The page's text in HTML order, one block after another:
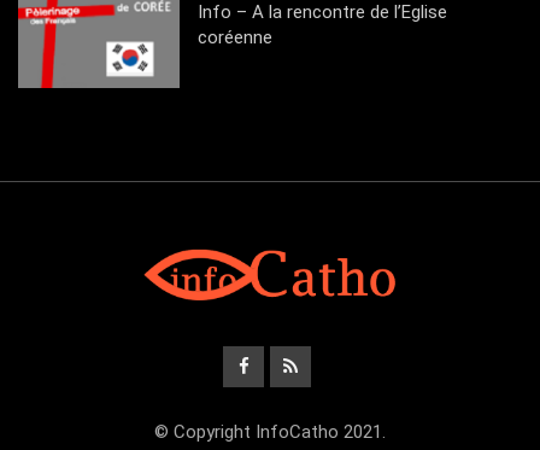
Info – A la rencontre de l’Eglise
coréenne
© Copyright InfoCatho 2021.